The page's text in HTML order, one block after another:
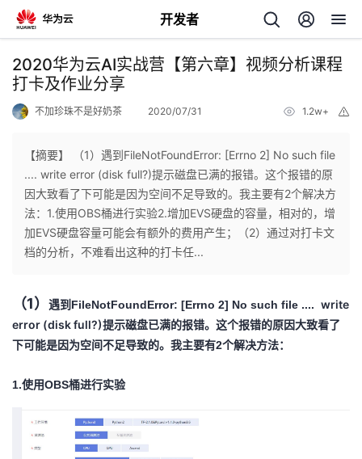
开发者
返
回
个
人
页
我
开
发
者
2020华为云AI实战营【第六章】视频分析课程
打卡及作业分享
不加珍珠不是好奶茶 2020/07/31 1.2w+
【摘要】 （1）遇到FileNotFoundError: [Errno 2] No such file
.... write error (disk full?)提示磁盘已满的报错。这个报错的原
因大致看了下可能是因为空间不足导致的。我主要有2个解决方
法：1.使用OBS桶进行实验2.增加EVS硬盘的容量，相对的，增
加EVS硬盘容量可能会有额外的费用产生；（2）通过对打卡文
档的分析，不难看出这种的打卡任...
（1） 遇到FileNotFoundError: [Errno 2] No such file .... write
error (disk full?)提示磁盘已满的报错。这个报错的原因大致看了
下可能是因为空间不足导致的。我主要有2个解决方法：
1.使用OBS桶进行实验